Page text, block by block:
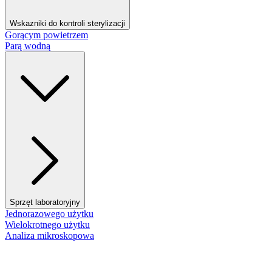
Wskazniki do kontroli sterylizacji
Gorącym powietrzem
Parą wodną
Sprzęt laboratoryjny
Jednorazowego użytku
Wielokrotnego użytku
Analiza mikroskopowa